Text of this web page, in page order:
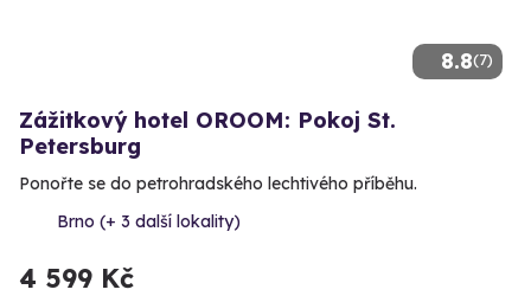
8.8(7)
Zážitkový hotel OROOM: Pokoj St.
Petersburg
Ponořte se do petrohradského lechtivého příběhu.
Brno (+ 3 další lokality)
4 599 Kč